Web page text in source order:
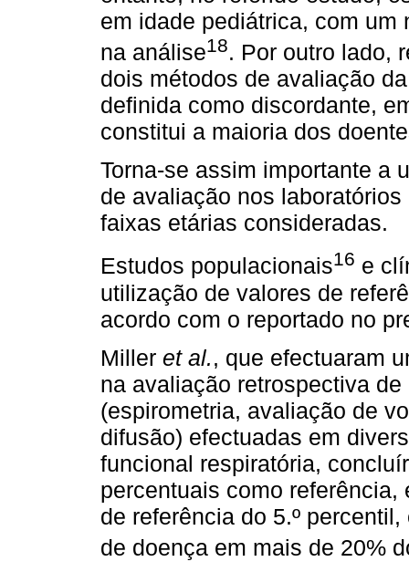
em idade pediátrica, com
na análise18. Por outro lado,
dois métodos de avaliação
definida como discordante,
constitui a maioria dos
Torna-se assim importante a
de avaliação nos
faixas etárias consideradas.
Estudos populacionais16 e
utilização de valores de
acordo com o reportado no
Miller et al., que efectuaram
na avaliação retrospectiva
(espirometria, avaliação de
difusão) efectuadas em
funcional respiratória,
percentuais como
de referência do 5.º
de doença em mais de 20%